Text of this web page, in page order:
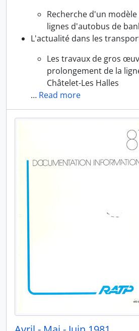
Recherche d'un
lignes d'autobus de
L'actualité dans les
Les travaux de gros
prolongement de la
Châtelet-Les Halles
… Read more